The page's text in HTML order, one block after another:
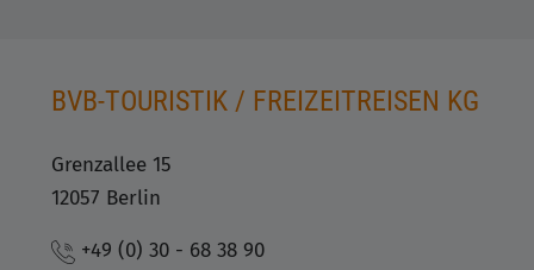
BVB-TOURISTIK / FREIZEITREISEN KG
Grenzallee 15
12057 Berlin
+49 (0) 30 - 68 38 90